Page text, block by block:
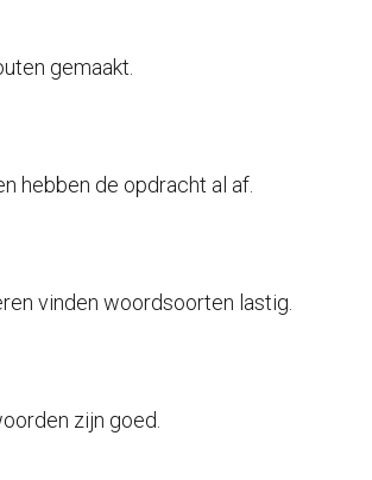
gemaakt.
hebben de opdracht al af.
vinden woordsoorten lastig.
zijn goed.